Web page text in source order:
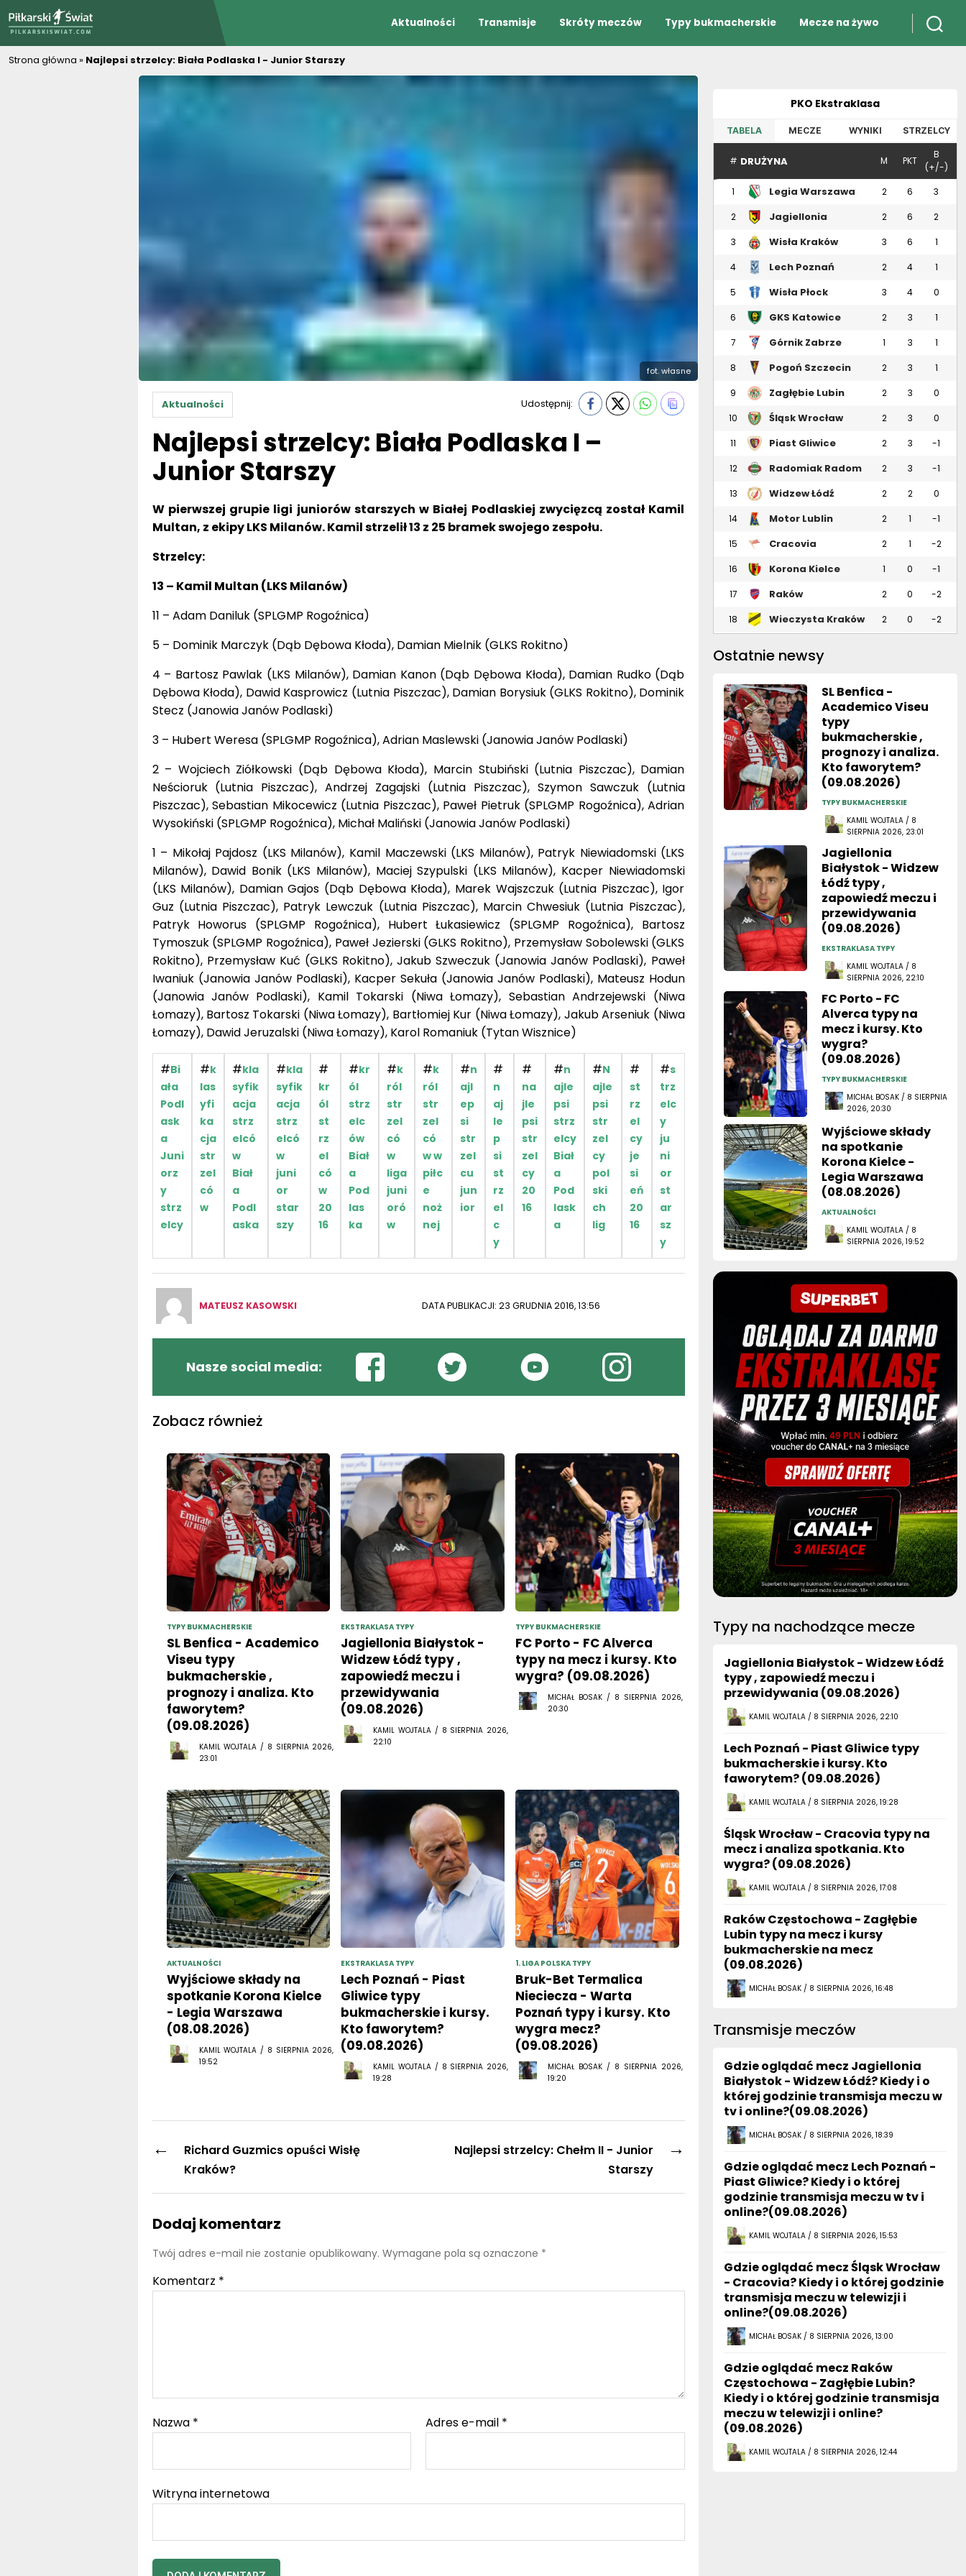
Aktualności Transmisje Skróty meczów Typy bukmacherskie Mecze na żywo
Strona główna » Najlepsi strzelcy: Biała Podlaska I - Junior Starszy
fot. własne
Aktualności Udostępnij:
Najlepsi strzelcy: Biała Podlaska I –
Junior Starszy
W pierwszej grupie ligi juniorów starszych w Białej Podlaskiej zwycięzcą został Kamil
Multan, z ekipy LKS Milanów. Kamil strzelił 13 z 25 bramek swojego zespołu.
Strzelcy:
13 – Kamil Multan (LKS Milanów)
11 – Adam Daniluk (SPLGMP Rogoźnica)
5 – Dominik Marczyk (Dąb Dębowa Kłoda), Damian Mielnik (GLKS Rokitno)
4 – Bartosz Pawlak (LKS Milanów), Damian Kanon (Dąb Dębowa Kłoda), Damian Rudko (Dąb
Dębowa Kłoda), Dawid Kasprowicz (Lutnia Piszczac), Damian Borysiuk (GLKS Rokitno), Dominik
Stecz (Janowia Janów Podlaski)
3 – Hubert Weresa (SPLGMP Rogoźnica), Adrian Maslewski (Janowia Janów Podlaski)
2 – Wojciech Ziółkowski (Dąb Dębowa Kłoda), Marcin Stubiński (Lutnia Piszczac), Damian
Neścioruk (Lutnia Piszczac), Andrzej Zagajski (Lutnia Piszczac), Szymon Sawczuk (Lutnia
Piszczac), Sebastian Mikocewicz (Lutnia Piszczac), Paweł Pietruk (SPLGMP Rogoźnica), Adrian
Wysokiński (SPLGMP Rogoźnica), Michał Maliński (Janowia Janów Podlaski)
1 – Mikołaj Pajdosz (LKS Milanów), Kamil Maczewski (LKS Milanów), Patryk Niewiadomski (LKS
Milanów), Dawid Bonik (LKS Milanów), Maciej Szypulski (LKS Milanów), Kacper Niewiadomski
(LKS Milanów), Damian Gajos (Dąb Dębowa Kłoda), Marek Wajszczuk (Lutnia Piszczac), Igor
Guz (Lutnia Piszczac), Patryk Lewczuk (Lutnia Piszczac), Marcin Chwesiuk (Lutnia Piszczac),
Patryk Howorus (SPLGMP Rogoźnica), Hubert Łukasiewicz (SPLGMP Rogoźnica), Bartosz
Tymoszuk (SPLGMP Rogoźnica), Paweł Jezierski (GLKS Rokitno), Przemysław Sobolewski (GLKS
Rokitno), Przemysław Kuć (GLKS Rokitno), Jakub Szweczuk (Janowia Janów Podlaski), Paweł
Iwaniuk (Janowia Janów Podlaski), Kacper Sekuła (Janowia Janów Podlaski), Mateusz Hodun
(Janowia Janów Podlaski), Kamil Tokarski (Niwa Łomazy), Sebastian Andrzejewski (Niwa
Łomazy), Bartosz Tokarski (Niwa Łomazy), Bartłomiej Kur (Niwa Łomazy), Jakub Arseniuk (Niwa
Łomazy), Dawid Jeruzalski (Niwa Łomazy), Karol Romaniuk (Tytan Wisznice)
#Bi
ała
Podl
ask
a
Juni
orz
y
strz
elcy
#k
las
yfi
ka
cja
str
zel
có
w
#kla
syfik
acja
strz
elcó
w
Biał
a
Podl
aska
#kla
syfik
acja
strz
elcó
w
juni
or
star
szy
#
kr
ól
st
rz
el
có
w
20
16
#kr
ól
strz
elc
ów
Biał
a
Pod
las
ka
#k
ról
str
zel
có
w
liga
juni
oró
w
#k
ról
str
zel
có
w w
piłc
e
noż
nej
#n
ajl
ep
si
str
zel
cu
jun
ior
#
n
aj
le
p
si
st
rz
el
c
y
#
na
jle
psi
str
zel
cy
20
16
#n
ajle
psi
strz
elcy
Biał
a
Pod
lask
a
#N
ajle
psi
str
zel
cy
pol
ski
ch
lig
#
st
rz
el
cy
je
si
eń
20
16
#s
trz
elc
y
ju
ni
or
st
ar
sz
y
MATEUSZ KASOWSKI DATA PUBLIKACJI: 23 GRUDNIA 2016, 13:56
Nasze social media:
Zobacz również
TYPY BUKMACHERSKIE
SL Benfica - Academico
Viseu typy
bukmacherskie ,
prognozy i analiza. Kto
faworytem?
(09.08.2026)
KAMIL WOJTALA / 8 SIERPNIA 2026,
23:01
EKSTRAKLASA TYPY
Jagiellonia Białystok -
Widzew Łódź typy ,
zapowiedź meczu i
przewidywania
(09.08.2026)
KAMIL WOJTALA / 8 SIERPNIA 2026,
22:10
TYPY BUKMACHERSKIE
FC Porto - FC Alverca
typy na mecz i kursy. Kto
wygra? (09.08.2026)
MICHAŁ BOSAK / 8 SIERPNIA 2026,
20:30
AKTUALNOŚCI
Wyjściowe składy na
spotkanie Korona Kielce
- Legia Warszawa
(08.08.2026)
KAMIL WOJTALA / 8 SIERPNIA 2026,
19:52
EKSTRAKLASA TYPY
Lech Poznań - Piast
Gliwice typy
bukmacherskie i kursy.
Kto faworytem?
(09.08.2026)
KAMIL WOJTALA / 8 SIERPNIA 2026,
19:28
1. LIGA POLSKA TYPY
Bruk-Bet Termalica
Nieciecza - Warta
Poznań typy i kursy. Kto
wygra mecz?
(09.08.2026)
MICHAŁ BOSAK / 8 SIERPNIA 2026,
19:20
←
Richard Guzmics opuści Wisłę
Kraków?
→
Najlepsi strzelcy: Chełm II - Junior
Starszy
Dodaj komentarz
Twój adres e-mail nie zostanie opublikowany. Wymagane pola są oznaczone *
Komentarz *
Nazwa * Adres e-mail *
Witryna internetowa
PKO Ekstraklasa
TABELA MECZE WYNIKI STRZELCY
# DRUŻYNA M PKT
B
(+/-)
1
Legia Warszawa 2 6 3
2
Jagiellonia
2 6 2
3 Wisła Kraków 3 6 1
4 Lech Poznań 2 4 1
5 Wisła Płock 3 4 0
6 GKS Katowice 2 3 1
7 Górnik Zabrze 1 3 1
8 Pogoń Szczecin 2 3 1
9 Zagłębie Lubin 2 3 0
10 Śląsk Wrocław 2 3 0
11 Piast Gliwice 2 3 -1
12 Radomiak Radom 2 3 -1
13 Widzew Łódź 2 2 0
14 Motor Lublin 2 1 -1
15 Cracovia 2 1 -2
16 Korona Kielce 1 0 -1
17
Raków
2 0 -2
18 Wieczysta Kraków 2 0 -2
Ostatnie newsy
SL Benfica -
Academico Viseu
typy
bukmacherskie ,
prognozy i analiza.
Kto faworytem?
(09.08.2026)
TYPY BUKMACHERSKIE
KAMIL WOJTALA / 8
SIERPNIA 2026, 23:01
Jagiellonia
Białystok - Widzew
Łódź typy ,
zapowiedź meczu i
przewidywania
(09.08.2026)
EKSTRAKLASA TYPY
KAMIL WOJTALA / 8
SIERPNIA 2026, 22:10
FC Porto - FC
Alverca typy na
mecz i kursy. Kto
wygra?
(09.08.2026)
TYPY BUKMACHERSKIE
MICHAŁ BOSAK / 8 SIERPNIA
2026, 20:30
Wyjściowe składy
na spotkanie
Korona Kielce -
Legia Warszawa
(08.08.2026)
AKTUALNOŚCI
KAMIL WOJTALA / 8
SIERPNIA 2026, 19:52
Typy na nachodzące mecze
Jagiellonia Białystok - Widzew Łódź
typy , zapowiedź meczu i
przewidywania (09.08.2026)
KAMIL WOJTALA / 8 SIERPNIA 2026, 22:10
Lech Poznań - Piast Gliwice typy
bukmacherskie i kursy. Kto
faworytem? (09.08.2026)
KAMIL WOJTALA / 8 SIERPNIA 2026, 19:28
Śląsk Wrocław - Cracovia typy na
mecz i analiza spotkania. Kto
wygra? (09.08.2026)
KAMIL WOJTALA / 8 SIERPNIA 2026, 17:08
Raków Częstochowa - Zagłębie
Lubin typy na mecz i kursy
bukmacherskie na mecz
(09.08.2026)
MICHAŁ BOSAK / 8 SIERPNIA 2026, 16:48
Transmisje meczów
Gdzie oglądać mecz Jagiellonia
Białystok - Widzew Łódź? Kiedy i o
której godzinie transmisja meczu w
tv i online?(09.08.2026)
MICHAŁ BOSAK / 8 SIERPNIA 2026, 18:39
Gdzie oglądać mecz Lech Poznań -
Piast Gliwice? Kiedy i o której
godzinie transmisja meczu w tv i
online?(09.08.2026)
KAMIL WOJTALA / 8 SIERPNIA 2026, 15:53
Gdzie oglądać mecz Śląsk Wrocław
- Cracovia? Kiedy i o której godzinie
transmisja meczu w telewizji i
online?(09.08.2026)
MICHAŁ BOSAK / 8 SIERPNIA 2026, 13:00
Gdzie oglądać mecz Raków
Częstochowa - Zagłębie Lubin?
Kiedy i o której godzinie transmisja
meczu w telewizji i online?
(09.08.2026)
KAMIL WOJTALA / 8 SIERPNIA 2026, 12:44